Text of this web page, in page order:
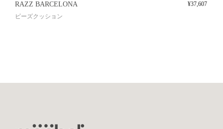
RAZZ BARCELONA
ビーズクッション
¥37,607